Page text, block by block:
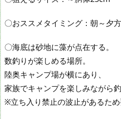
〇おススメタイミング：朝～夕方
〇海底は砂地に藻が点在する。
数釣りが楽しめる場所。
陸奥キャンプ場が横にあり、
家族でキャンプを楽しみながら釣
※立ち入り禁止の波止があるため